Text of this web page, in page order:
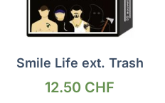
Smile Life ext. Trash
12.50 CHF